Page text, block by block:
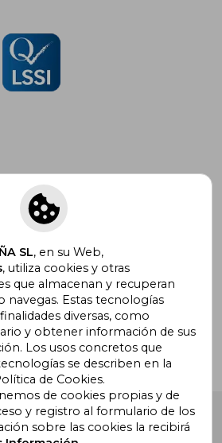
para recibir ofertas y
promociones
Energía, 65, Nave 3 (08940),
Derechos Reservados.
SL, en su Web,
, utiliza cookies y otras
que almacenan y recuperan
navegas. Estas tecnologías
diversas, como
y obtener información de sus
Los usos concretos que
se describen en la
de Cookies.
de cookies propias y de
y registro al formulario de los
sobre las cookies la recibirá